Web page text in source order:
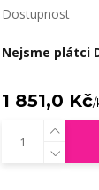
Dostupnost
Nejsme plátci
1 851,0 Kč/